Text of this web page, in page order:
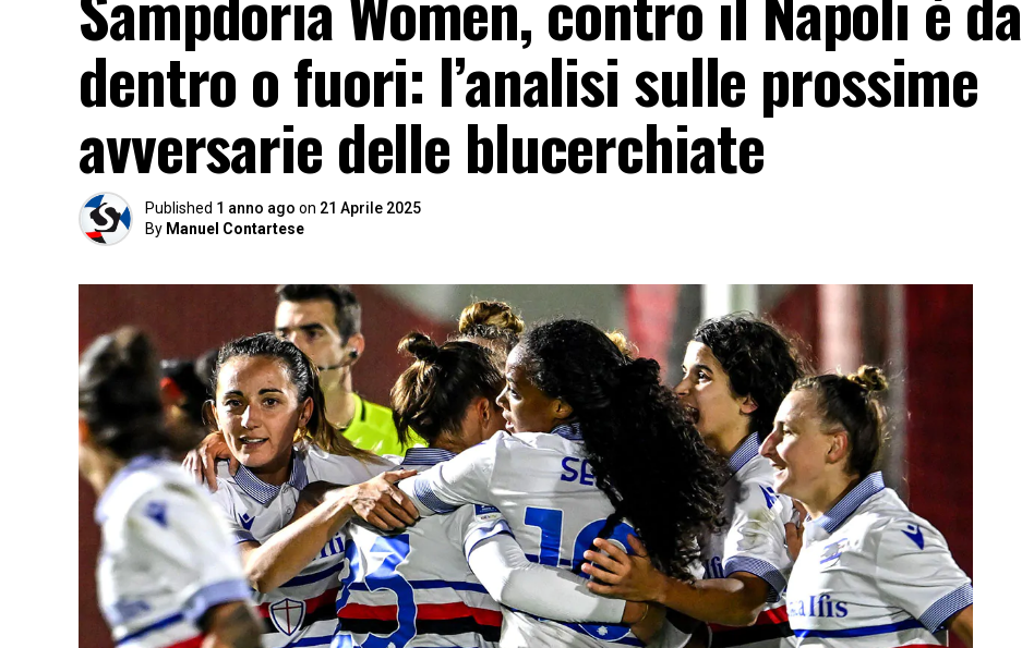
dentro o fuori: l’analisi sulle prossime
avversarie delle blucerchiate
Published 1 anno ago on 21 Aprile 2025
By Manuel Contartese